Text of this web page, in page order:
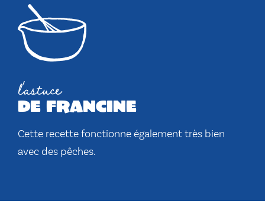
l'astuce
de francine
Cette recette fonctionne également très bien
avec des pêches.